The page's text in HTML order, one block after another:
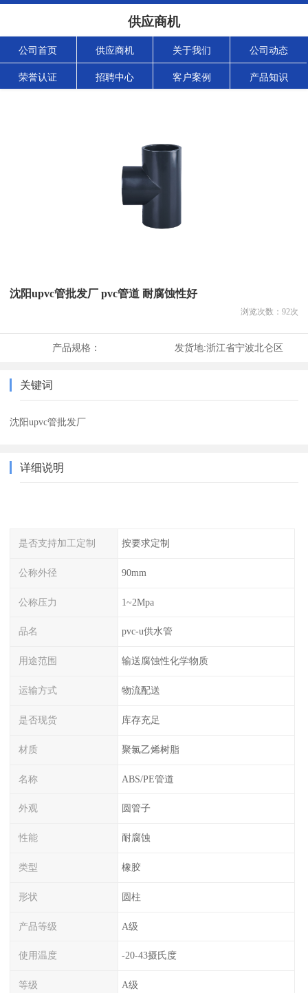
供应商机
公司首页 供应商机 关于我们 公司动态
荣誉认证 招聘中心 客户案例 产品知识
沈阳upvc管批发厂 pvc管道 耐腐蚀性好
浏览次数： 92次
产品规格： 发货地:浙江省宁波北仑区
关键词
沈阳upvc管批发厂
详细说明
是否支持加工定制 按要求定制
公称外径 90mm
公称压力 1~2Mpa
品名 pvc-u供水管
用途范围 输送腐蚀性化学物质
运输方式 物流配送
是否现货 库存充足
材质 聚氯乙烯树脂
名称 ABS/PE管道
外观 圆管子
性能 耐腐蚀
类型 橡胶
形状 圆柱
产品等级 A级
使用温度 -20-43摄氏度
等级 A级